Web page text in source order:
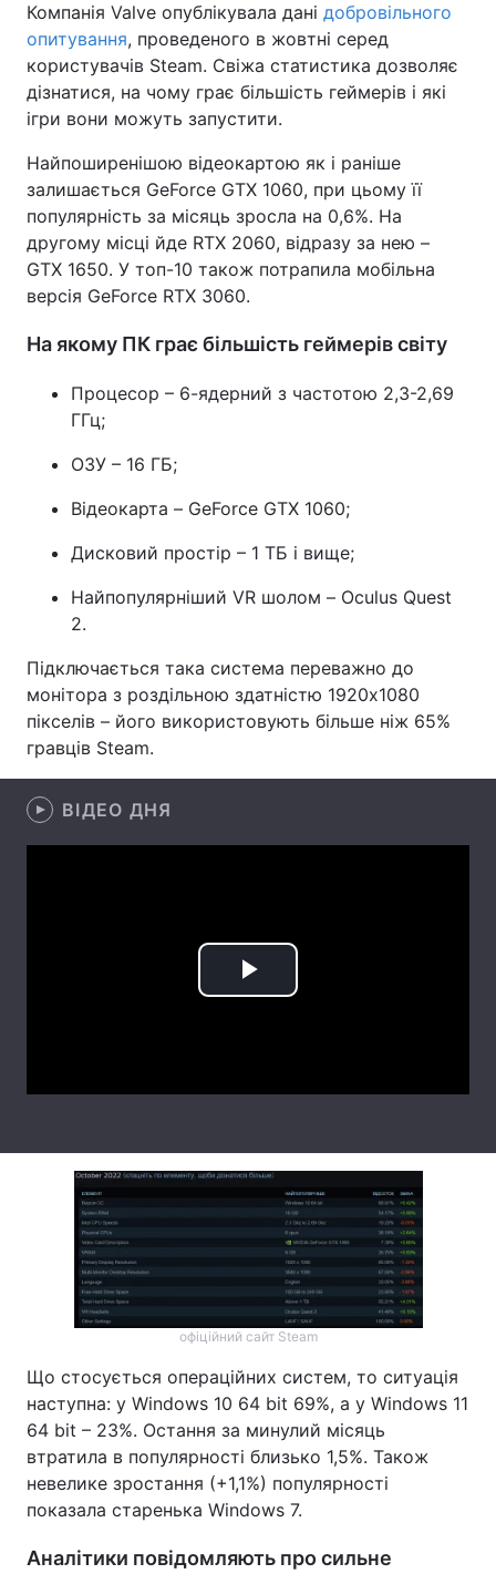
Україна Політика
Економіка Світ
Техно і зв'язок Лайт
Зброя Інциденти
Туризм
Погода
Лонгріди
Інтерв'ю Думки
Архів Вакансії
Послуги
Компанія Valve опублікувала дані добровільного
опитування, проведеного в жовтні серед
користувачів Steam. Свіжа статистика дозволяє
дізнатися, на чому грає більшість геймерів і які
ігри вони можуть запустити.
Найпоширенішою відеокартою як і раніше
залишається GeForce GTX 1060, при цьому її
популярність за місяць зросла на 0,6%. На
другому місці йде RTX 2060, відразу за нею –
GTX 1650. У топ-10 також потрапила мобільна
версія GeForce RTX 3060.
На якому ПК грає більшість геймерів світу
Процесор – 6-ядерний з частотою 2,3-2,69
ГГц;
ОЗУ – 16 ГБ;
Відеокарта – GeForce GTX 1060;
Дисковий простір – 1 ТБ і вище;
Найпопулярніший VR шолом – Oculus Quest
2.
Підключається така система переважно до
монітора з роздільною здатністю 1920x1080
пікселів – його використовують більше ніж 65%
гравців Steam.
ВІДЕО ДНЯ
Play
офіційний сайт Steam
Що стосується операційних систем, то ситуація
наступна: у Windows 10 64 bit 69%, а у Windows 11
64 bit – 23%. Остання за минулий місяць
втратила в популярності близько 1,5%. Також
невелике зростання (+1,1%) популярності
показала старенька Windows 7.
Аналітики повідомляють про сильне